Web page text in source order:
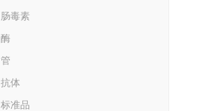
肠毒素
酶
管
抗体
标准品